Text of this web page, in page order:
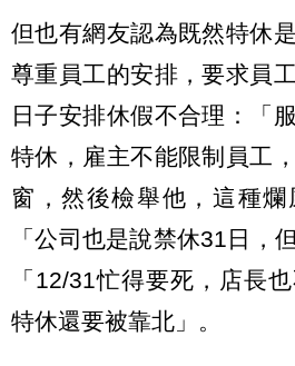
但也有網友認為既然特休
尊重員工的安排，要求員
日子安排休假不合理：「
特休，雇主不能限制員工
窗，然後檢舉他，這種爛
「公司也是說禁休31日，
「12/31忙得要死，店長
特休還要被靠北」。